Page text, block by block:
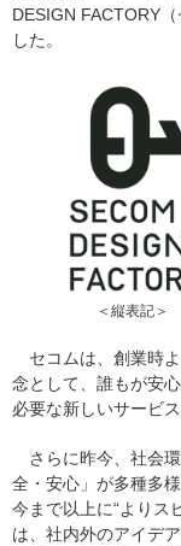
DESIGN FACTORY
した。
＜縦表記＞
セコムは、創業時
念として、誰もが安
必要な新しいサービ
さらに昨今、社会
全・安心」が多種多
今まで以上に“よりス
は、社内外のアイデ